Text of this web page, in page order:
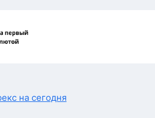
на сегодня